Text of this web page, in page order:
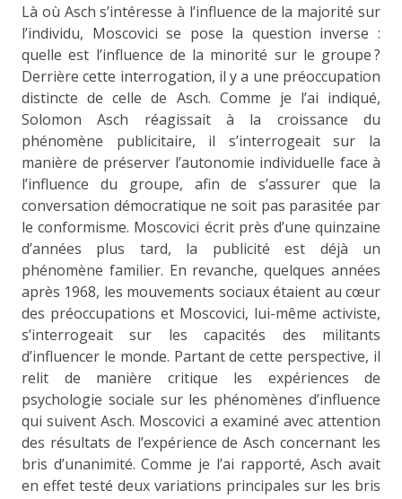
Là où Asch s’intéresse à l’influence de la majorité sur
l’individu, Moscovici se pose la question inverse :
quelle est l’influence de la minorité sur le groupe ?
Derrière cette interrogation, il y a une préoccupation
distincte de celle de Asch. Comme je l’ai indiqué,
Solomon Asch réagissait à la croissance du
phénomène publicitaire, il s’interrogeait sur la
manière de préserver l’autonomie individuelle face à
l’influence du groupe, afin de s’assurer que la
conversation démocratique ne soit pas parasitée par
le conformisme. Moscovici écrit près d’une quinzaine
d’années plus tard, la publicité est déjà un
phénomène familier. En revanche, quelques années
après 1968, les mouvements sociaux étaient au cœur
des préoccupations et Moscovici, lui-même activiste,
s’interrogeait sur les capacités des militants
d’influencer le monde. Partant de cette perspective, il
relit de manière critique les expériences de
psychologie sociale sur les phénomènes d’influence
qui suivent Asch. Moscovici a examiné avec attention
des résultats de l’expérience de Asch concernant les
bris d’unanimité. Comme je l’ai rapporté, Asch avait
en effet testé deux variations principales sur les bris